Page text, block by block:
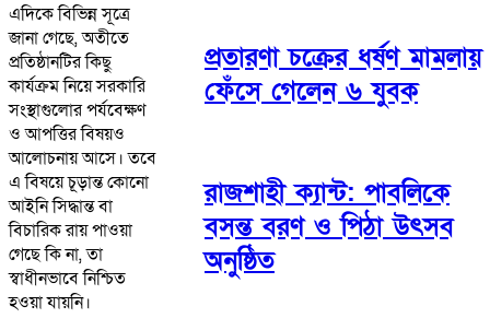
এদিকে বিভিন্ন সূত্রে
জানা গেছে, অতীতে
প্রতিষ্ঠানটির কিছু
কার্যক্রম নিয়ে সরকারি
সংস্থাগুলোর পর্যবেক্ষণ
ও আপত্তির বিষয়ও
আলোচনায় আসে। তবে
এ বিষয়ে চূড়ান্ত কোনো
আইনি সিদ্ধান্ত বা
বিচারিক রায় পাওয়া
গেছে কি না, তা
স্বাধীনভাবে নিশ্চিত
হওয়া যায়নি।
প্রতারণা চক্রের ধর্ষণ মামলায়
ফেঁসে গেলেন ৬ যুবক
রাজশাহী ক্যান্ট: পাবলিকে
বসন্ত বরণ ও পিঠা উৎসব
অনুষ্ঠিত